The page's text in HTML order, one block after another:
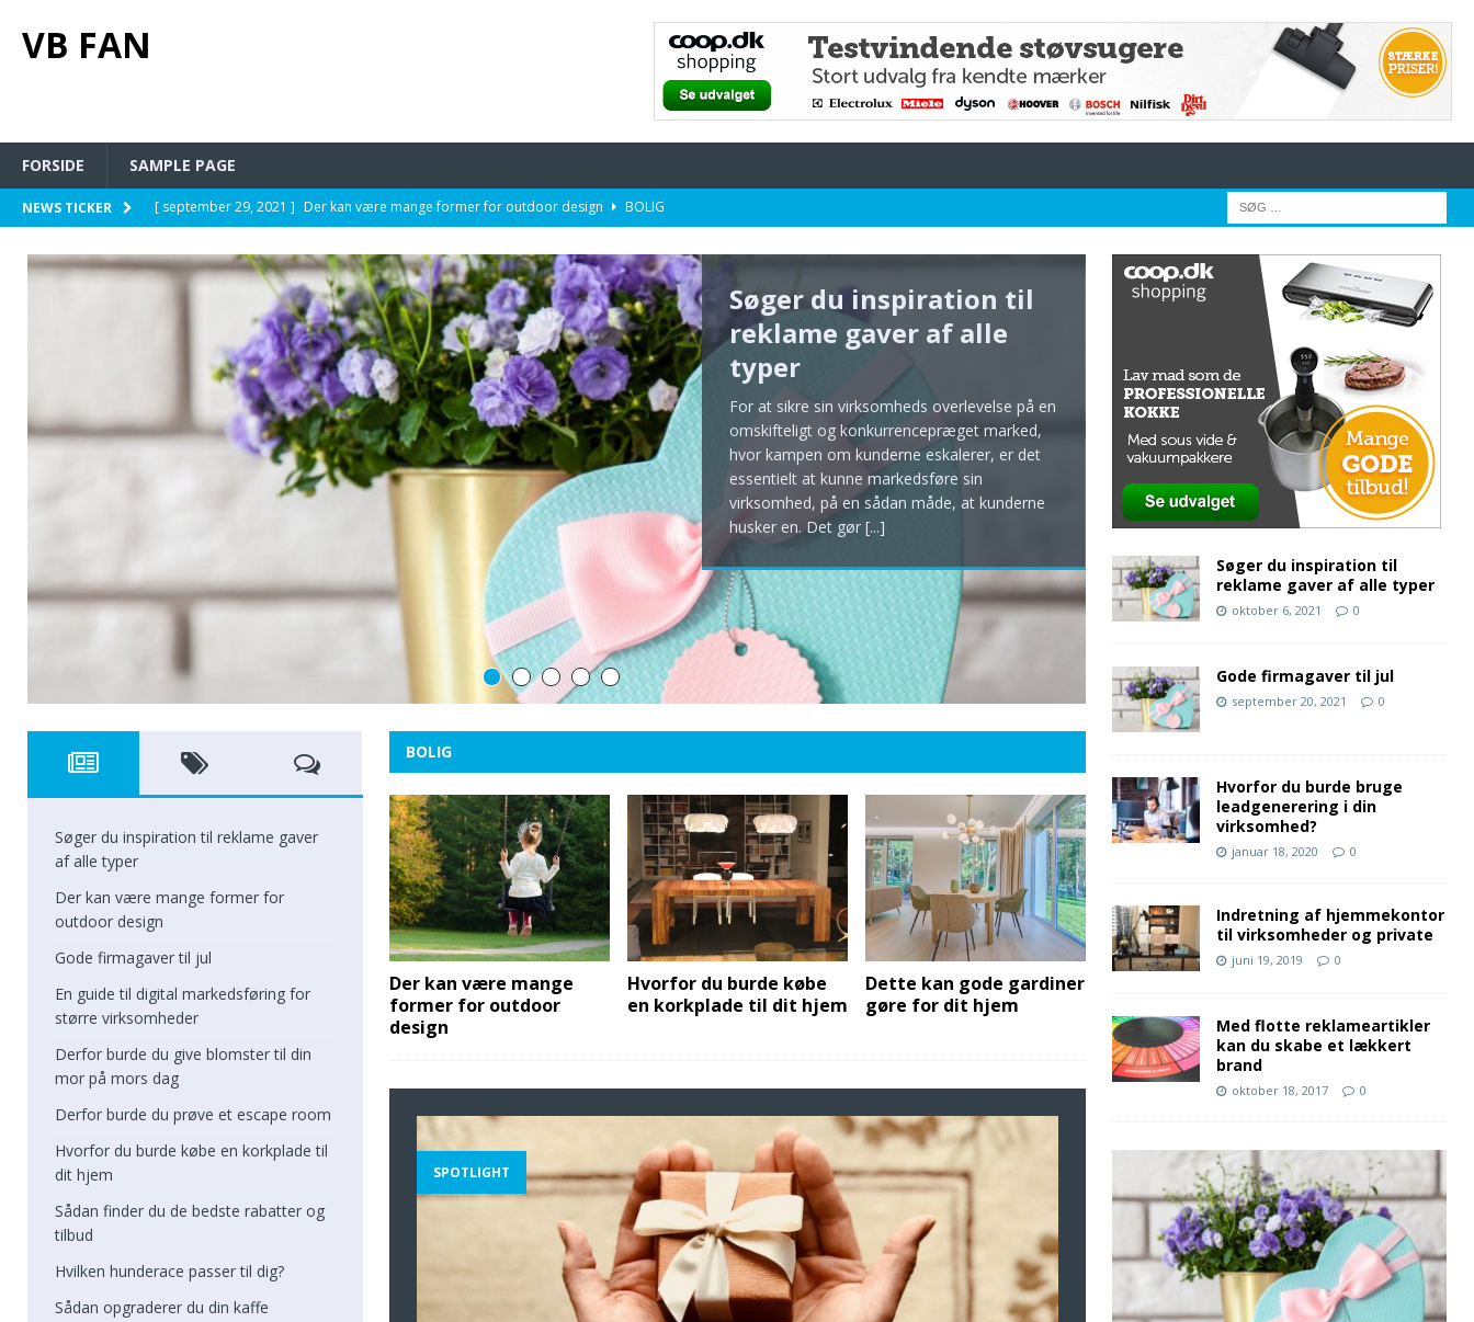
VB FAN
FORSIDE SAMPLE PAGE
NEWS TICKER [ september 29, 2021 ] Der kan være mange former for outdoor design
BOLIG
[ maj 23, 2021 ] En guide til digital markedsføring for større virksomheder
PÅ NETTET
Derfor burde du give blomster til din mor på mors dag
DET SUNDE LIV
[ oktober 6, 2021 ] Søger du inspiration til reklame gaver af alle typer PÅ JOBBET
Søger du inspiration til
reklame gaver af alle
typer
For at sikre sin virksomheds overlevelse på en
omskifteligt og konkurrencepræget marked,
hvor kampen om kunderne eskalerer, er det
essentielt at kunne markedsføre sin
virksomhed, på en sådan måde, at kunderne
husker en. Det gør[...]
BOLIG
Der kan være mange
former for outdoor
design
Hvorfor du burde købe
en korkplade til dit hjem
Dette kan gode gardiner
gøre for dit hjem
SPOTLIGHT
Søger du inspiration til reklame gaver
af alle typer
Der kan være mange former for
outdoor design
Gode firmagaver til jul
En guide til digital markedsføring for
større virksomheder
Derfor burde du give blomster til din
mor på mors dag
Derfor burde du prøve et escape room
Hvorfor du burde købe en korkplade til
dit hjem
Sådan finder du de bedste rabatter og
tilbud
Hvilken hunderace passer til dig?
Sådan opgraderer du din kaffe
Søger du inspiration til
reklame gaver af alle typer
oktober 6, 2021 0
Gode firmagaver til jul
september 20, 2021 0
Hvorfor du burde bruge
leadgenerering i din
virksomhed?
januar 18, 2020 0
Indretning af hjemmekontor
til virksomheder og private
juni 19, 2019 0
Med flotte reklameartikler
kan du skabe et lækkert
brand
oktober 18, 2017 0